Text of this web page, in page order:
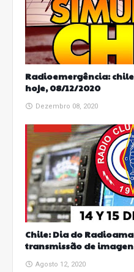
Radioemergência:
hoje, 08/12/2020
Dezembro 08, 2020
Chile: Dia do
transmissão de
Agosto 12, 2020